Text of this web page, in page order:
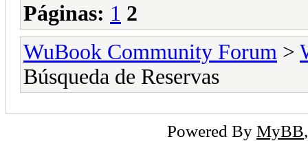
Páginas: 1 2
WuBook Community Forum >
Búsqueda de Reservas
Powered By MyBB